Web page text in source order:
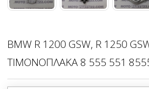
BMW R 1200 GSW, R 1250
ΤΙΜΟΝΟΠΛΑΚΑ 8 555 551